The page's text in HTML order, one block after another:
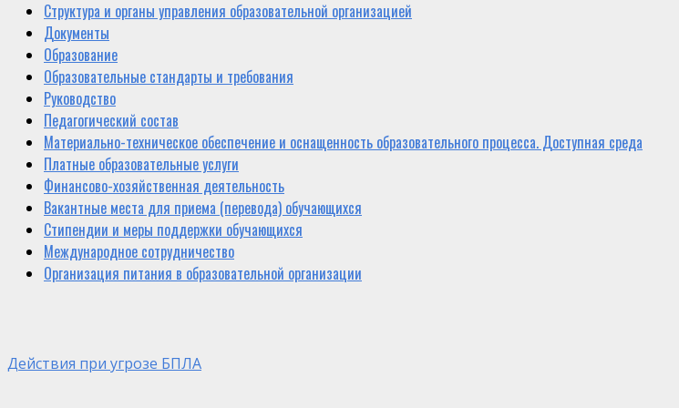
Структура и органы управления образовательной организацией
Документы
Образование
Образовательные стандарты и требования
Руководство
Педагогический состав
Материально-техническое обеспечение и оснащенность образовательного процесса. Доступная среда
Платные образовательные услуги
Финансово-хозяйственная деятельность
Вакантные места для приема (перевода) обучающихся
Стипендии и меры поддержки обучающихся
Международное сотрудничество
Организация питания в образовательной организации
Действия при угрозе БПЛА